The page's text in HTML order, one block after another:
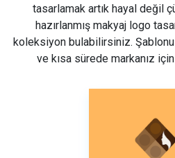
tasarlamak artık hayal değil
hazırlanmış makyaj logo
koleksiyon bulabilirsiniz.
ve kısa sürede markanız